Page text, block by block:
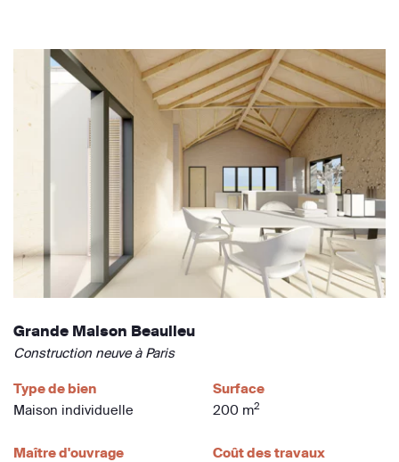
Grande Maison Beaulieu
Construction neuve à Paris
Type de bien
Maison individuelle
Surface
200 m2
Maître d'ouvrage
Coût des travaux